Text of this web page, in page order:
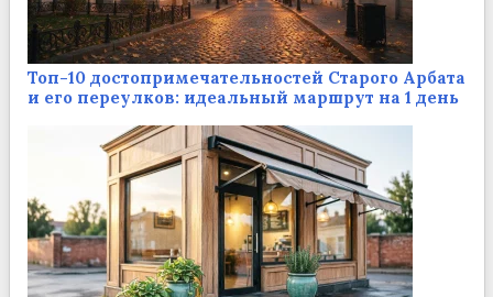
Топ-10 достопримечательностей Старого Арбата
и его переулков: идеальный маршрут на 1 день